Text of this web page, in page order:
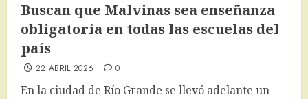
Buscan que Malvinas sea enseñanza
obligatoria en todas las escuelas del
país
22 ABRIL 2026 0
En la ciudad de Río Grande se llevó adelante un